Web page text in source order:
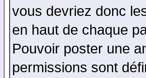
vous devriez donc
en haut de chaque
Pouvoir poster une
permissions sont